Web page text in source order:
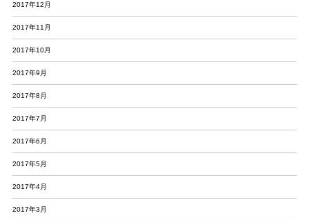
2017年12月
2017年11月
2017年10月
2017年9月
2017年8月
2017年7月
2017年6月
2017年5月
2017年4月
2017年3月